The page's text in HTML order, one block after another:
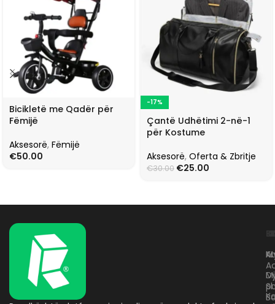
Bicikletë me Qadër për
Fëmijë
Aksesorë, Fëmijë
€50.00
-17%
Çantë Udhëtimi 2-në-1
për Kostume
Aksesorë, Oferta & Zbritje
€30.00 €25.00